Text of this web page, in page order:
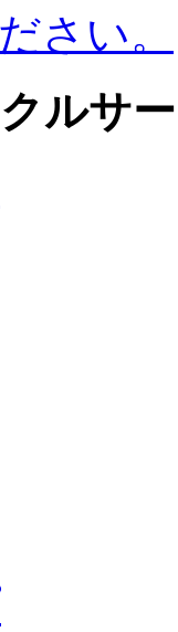
さい。
ルサ